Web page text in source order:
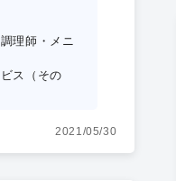
理師・メニ
ス（その
2021/05/30